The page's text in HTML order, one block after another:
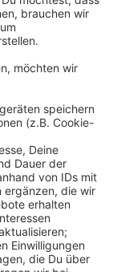
Fall Gloria
des